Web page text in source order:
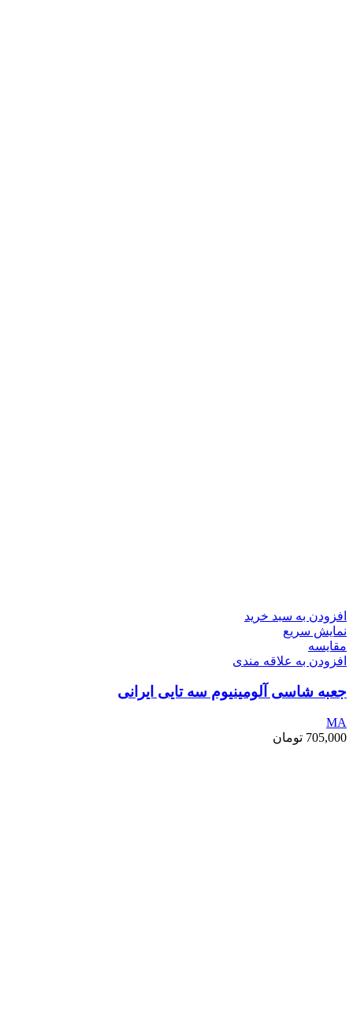
افزودن به سبد خرید
نمایش سریع
مقايسه
افزودن به علاقه مندی
جعبه شاسی آلومینیوم سه تایی ایرانی
MA
705,000 تومان